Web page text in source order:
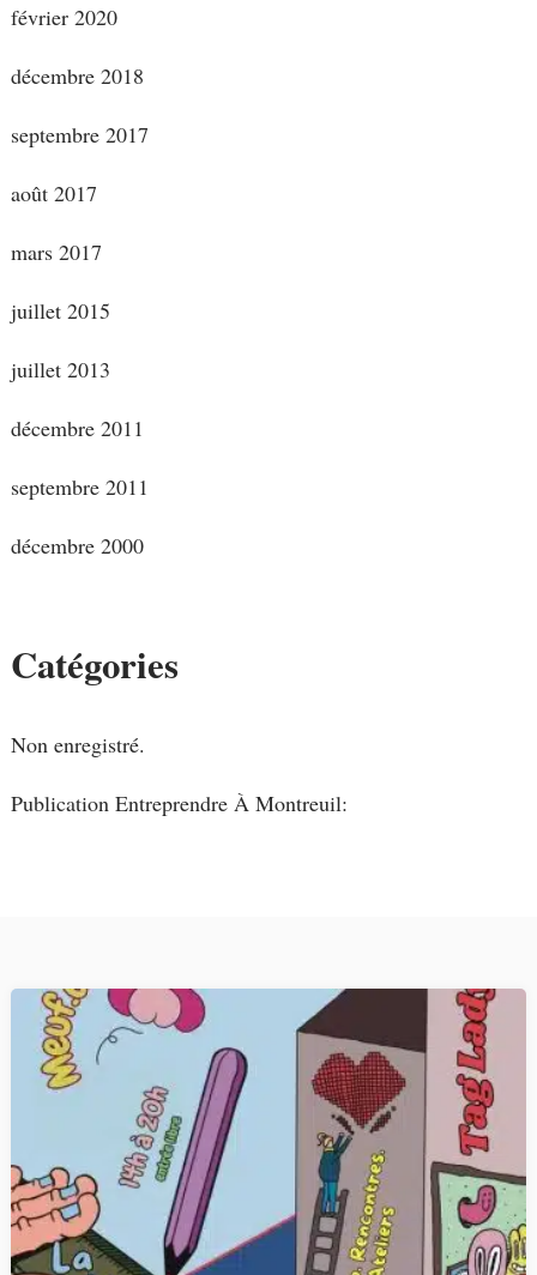
février 2020
décembre 2018
septembre 2017
août 2017
mars 2017
juillet 2015
juillet 2013
décembre 2011
septembre 2011
décembre 2000
Catégories
Non enregistré.
Publication Entreprendre À Montreuil: